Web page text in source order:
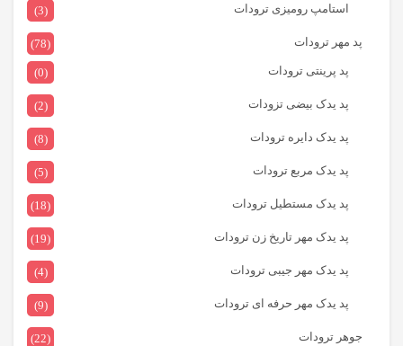
استامپ رومیزی ترودات (3)
پد مهر ترودات
(78)
پد پرینتی ترودات
(0)
پد یدک بیضی تزودات (2)
پد یدک دایره ترودات (8)
پد یدک مربع ترودات (5)
پد یدک مستطیل ترودات (18)
پد یدک مهر تاریخ زن ترودات (19)
پد یدک مهر جیبی ترودات (4)
پد یدک مهر حرفه ای ترودات (9)
جوهر ترودات
(22)